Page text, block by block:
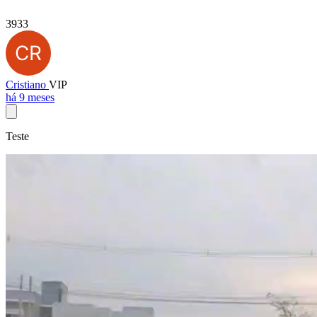
3933
Cristiano VIP
há 9 meses
Teste